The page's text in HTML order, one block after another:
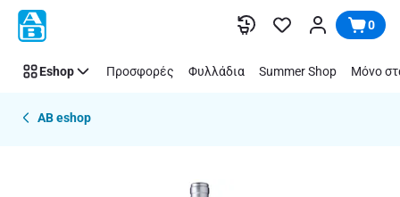
Παράλειψη 0
Eshop Προσφορές Φυλλάδια Summer Shop Μόνο
AB eshop